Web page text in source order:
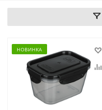
НОВИНКА